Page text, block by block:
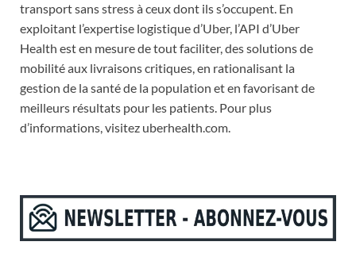
transport sans stress à ceux dont ils s’occupent. En
exploitant l’expertise logistique d’Uber, l’API d’Uber
Health est en mesure de tout faciliter, des solutions de
mobilité aux livraisons critiques, en rationalisant la
gestion de la santé de la population et en favorisant de
meilleurs résultats pour les patients. Pour plus
d’informations, visitez uberhealth.com.